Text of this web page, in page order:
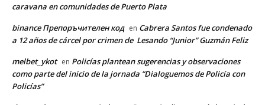
caravana en comunidades de Puerto Plata
binance Препоръчителен код en Cabrera Santos fue condenado
a 12 años de cárcel por crimen de Lesando “Junior” Guzmán Feliz
melbet_ykot en Policías plantean sugerencias y observaciones
como parte del inicio de la jornada “Dialoguemos de Policía con
Policías”